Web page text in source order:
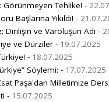
Görünmeyen Tehlike! -
Başlarına Yıkıldı! -
Dirilişin ve Varoluşun Adı -
ve Dürziler - 19.07.2025
- 18.07.2025
Söylemi: - 17.07.2025
Paşa'dan Milletimize
- 15.07.2025